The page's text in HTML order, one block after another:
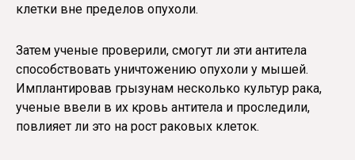
клетки вне пределов опухоли.
Затем ученые проверили, смогут ли эти антитела
способствовать уничтожению опухоли у мышей.
Имплантировав грызунам несколько культур рака,
ученые ввели в их кровь антитела и проследили,
повлияет ли это на рост раковых клеток.